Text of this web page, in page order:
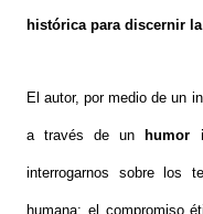
histórica para discernir
El autor, por medio de un
a través de un humor
interrogarnos sobre los
humana: el compromiso